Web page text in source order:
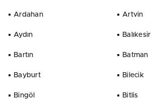
Ardahan Artvin
Aydın Balıkesir
Bartın Batman
Bayburt Bilecik
Bingöl Bitlis